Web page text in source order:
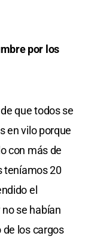
por los
que todos se
en vilo porque
con más de
teníamos 20
el
se habían
los cargos